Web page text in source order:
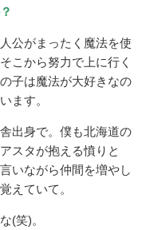
公がまったく魔法を使
こから努力で上に行く
子は魔法が大好きなの
ます。
出身で。僕も北海道の
スタが抱える憤りと
いながら仲間を増やし
えていて。
(笑)。